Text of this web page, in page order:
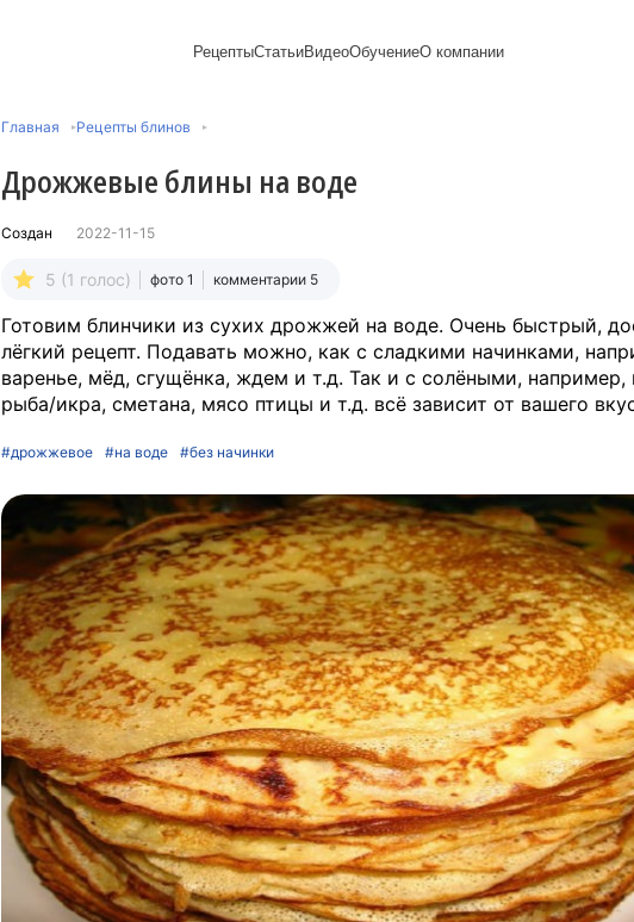
Рецепты
Пасхальная выпечка
Статьи
выпечка
закуски
ВидеоОбучениеО компании
Главная Рецепты блинов
Дрожжевые блины на воде
Создан 2022-11-15
5 (1 голос) фото 1 комментарии 5
Готовим блинчики из сухих дрожжей на воде. Очень быстрый,
лёгкий рецепт. Подавать можно, как с сладкими начинками,
варенье, мёд, сгущёнка, ждем и т.д. Так и с солёными, например,
рыба/икра, сметана, мясо птицы и т.д. всё зависит от вашего
#дрожжевое #на воде #без начинки